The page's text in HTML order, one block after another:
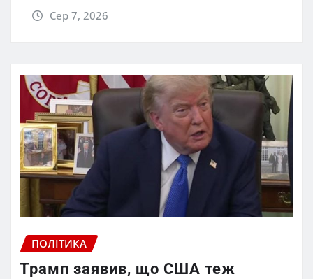
Сер 7, 2026
ПОЛІТИКА
Трамп заявив, що США теж